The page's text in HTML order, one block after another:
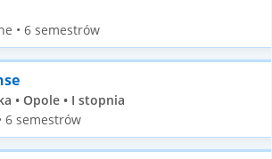
• 6 semestrów
• Opole • I stopnia
6 semestrów